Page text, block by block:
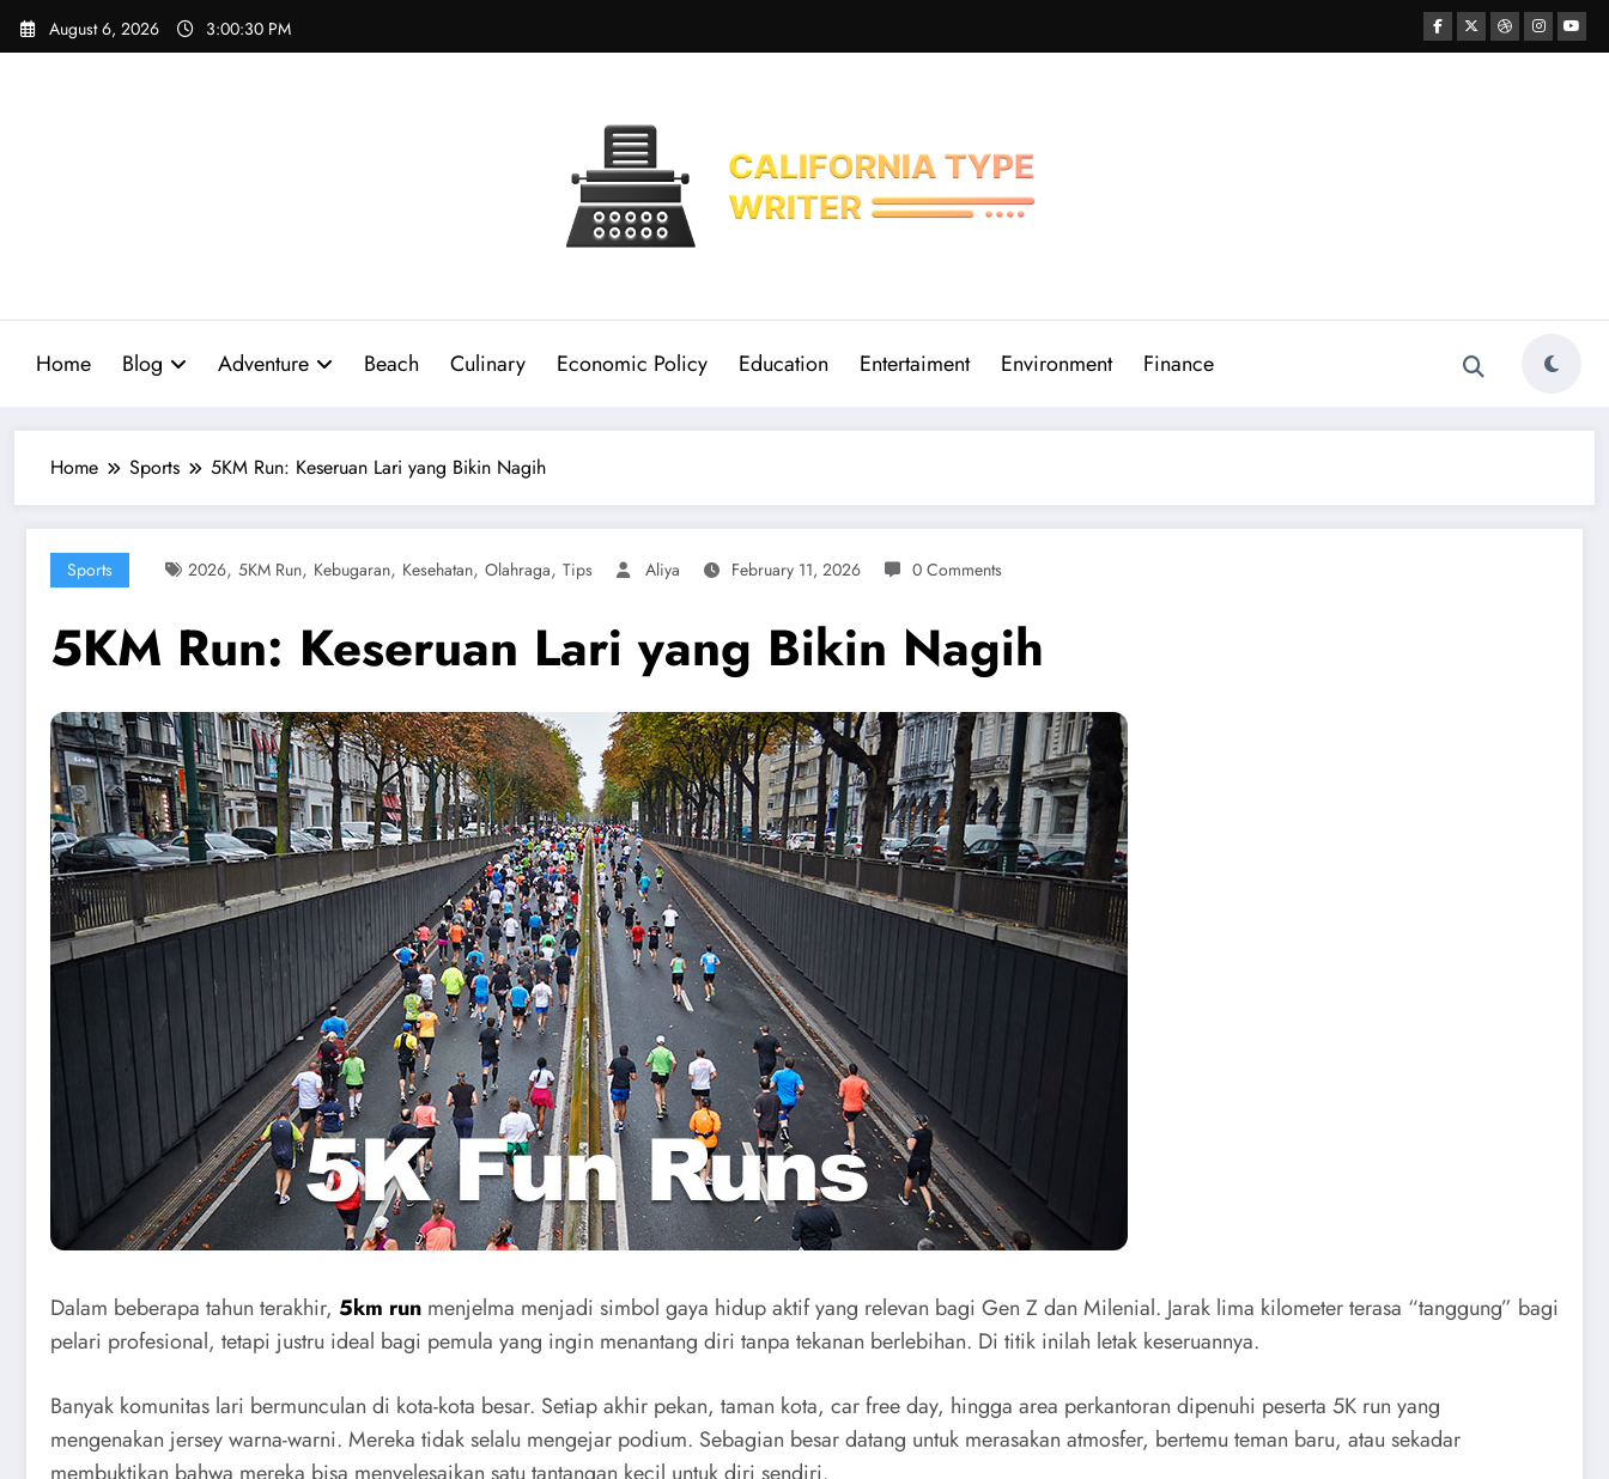
Skip
August 6, 2026 3:00:32 PM
Home Blog Adventure Beach Culinary Economic Policy Education Entertaiment Environment Finance
Home Sports 5KM Run: Keseruan Lari yang Bikin Nagih
Sports 2026, 5KM Run, Kebugaran, Kesehatan, Olahraga, Tips Aliya February 11, 2026 0 Comments
5KM Run: Keseruan Lari yang Bikin Nagih
Dalam beberapa tahun terakhir, 5km run menjelma menjadi simbol gaya hidup aktif yang relevan bagi Gen Z dan Milenial. Jarak lima kilometer terasa “tanggung” bagi
pelari profesional, tetapi justru ideal bagi pemula yang ingin menantang diri tanpa tekanan berlebihan. Di titik inilah letak keseruannya.
Banyak komunitas lari bermunculan di kota-kota besar. Setiap akhir pekan, taman kota, car free day, hingga area perkantoran dipenuhi peserta 5K run yang
mengenakan jersey warna-warni. Mereka tidak selalu mengejar podium. Sebagian besar datang untuk merasakan atmosfer, bertemu teman baru, atau sekadar